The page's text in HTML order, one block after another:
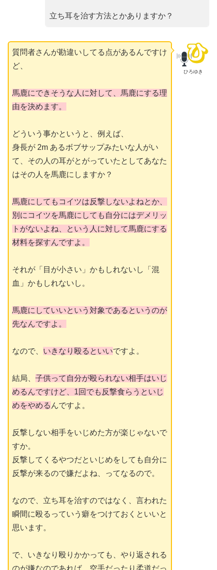
立ち耳を治す方法とかありますか？
ひろゆき
質問者さんが勘違いしてる点があるんですけ
ど、
馬鹿にできそうな人に対して、馬鹿にする理
由を決めます。
どういう事かというと、例えば、
身長が 2m あるボブサップみたいな人がい
て、その人の耳がとがっていたとしてあなた
はその人を馬鹿にしますか？
馬鹿にしてもコイツは反撃しないよねとか、
別にコイツを馬鹿にしても自分にはデメリッ
トがないよね、という人に対して馬鹿にする
材料を探すんですよ。
それが「目が小さい」かもしれないし「混
血」かもしれないし。
馬鹿にしていいという対象であるというのが
先なんですよ。
なので、 いきなり殴るといいですよ。
結局、 子供って自分が殴られない相手はいじ
めるんですけど、1回でも反撃食らうといじ
めをやめる んですよ。
反撃しない相手をいじめた方が楽じゃないで
すか。
反撃してくるやつだといじめをしても自分に
反撃が来るので嫌だよね、ってなるので。
なので、立ち耳を治すのではなく、言われた
瞬間に殴るっていう癖をつけておくといいと
思います。
で、いきなり殴りかかっても、やり返される
のが嫌なのであれば、空手だったり柔道だっ